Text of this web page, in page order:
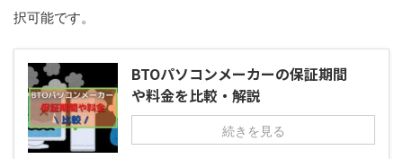
択可能です。
BTOパソコンメーカーの保証期間
や料金を比較・解説
続きを見る